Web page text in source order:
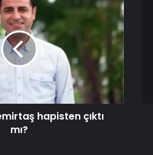
hapisten çıktı
mı?